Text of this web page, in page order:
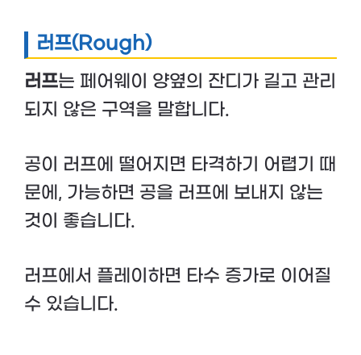
러프(Rough)
러프는 페어웨이 양옆의 잔디가 길고 관리
되지 않은 구역을 말합니다.
공이 러프에 떨어지면 타격하기 어렵기 때
문에, 가능하면 공을 러프에 보내지 않는
것이 좋습니다.
러프에서 플레이하면 타수 증가로 이어질
수 있습니다.